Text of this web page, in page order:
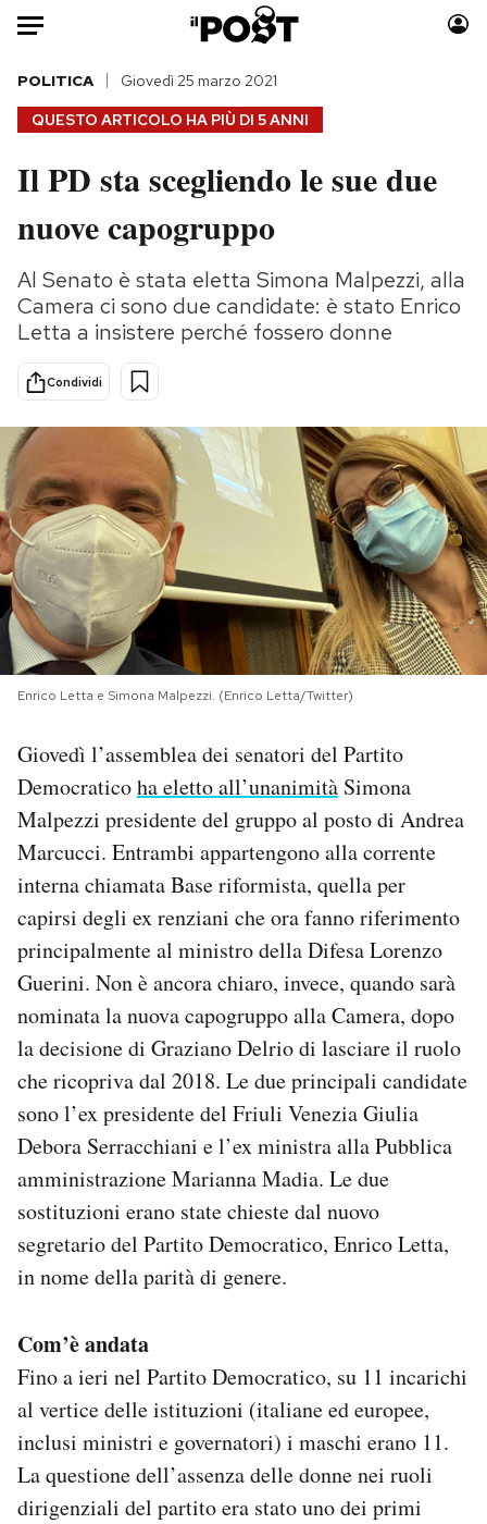
Auto
HOME
Italia
Politica
Tecnologia
Internet
Scienza
Cultura
Economia
Moda
Storie/Idee
Ok Boomer!
Media
Mondiali calcio 2026
PODCAST
NEWSLETTER
I MIEI PREFERITI
SHOP
CALENDARIO
AREA PERSONALE
Area Personale
Newsletter
Notifiche mobile
Regala il Post
Hai bisogno di aiuto?
Esci
QUESTO ARTICOLO HA PIÙ DI 5 ANNI
POLITICA Giovedì 25 marzo 2021
Il PD sta scegliendo le sue due
nuove capogruppo
Al Senato è stata eletta Simona Malpezzi, alla
Camera ci sono due candidate: è stato Enrico
Letta a insistere perché fossero donne
Condividi
Enrico Letta e Simona Malpezzi. (Enrico Letta/Twitter)
Giovedì l’assemblea dei senatori del Partito
Democraticoha eletto all’unanimità Simona
Malpezzi presidente del gruppo al posto di Andrea
Marcucci. Entrambi appartengono alla corrente
interna chiamata Base riformista, quella per
capirsi degli ex renziani che ora fanno riferimento
principalmente al ministro della Difesa Lorenzo
Guerini. Non è ancora chiaro, invece, quando sarà
nominata la nuova capogruppo alla Camera, dopo
la decisione di Graziano Delrio di lasciare il ruolo
che ricopriva dal 2018. Le due principali candidate
sono l’ex presidente del Friuli Venezia Giulia
Debora Serracchiani e l’ex ministra alla Pubblica
amministrazione Marianna Madia. Le due
sostituzioni erano state chieste dal nuovo
segretario del Partito Democratico, Enrico Letta,
in nome della parità di genere.
Com’è andata
Fino a ieri nel Partito Democratico, su 11 incarichi
al vertice delle istituzioni (italiane ed europee,
inclusi ministri e governatori) i maschi erano 11.
La questione dell’assenza delle donne nei ruoli
dirigenziali del partito era stato uno dei primi